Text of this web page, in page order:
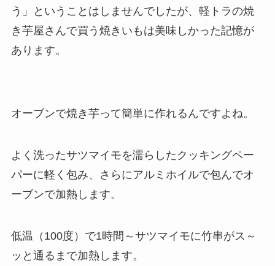
う」ということはしませんでしたが、軽トラの焼
き芋屋さんで買う焼きいもは美味しかった記憶が
あります。
オーブンで焼き芋って簡単に作れるんですよね。
よく洗ったサツマイモを濡らしたクッキングペー
パーに軽く包み、さらにアルミホイルで包んでオ
ーブンで加熱します。
低温（100度）で1時間～サツマイモに竹串がス～
ッと通るまで加熱します。